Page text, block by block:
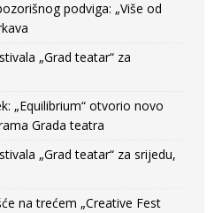
podviga: „Više od
„Grad teatar“ za
„Equilibrium“ otvorio novo
Grada teatra
„Grad teatar“ za srijedu,
na trećem „Creative Fest